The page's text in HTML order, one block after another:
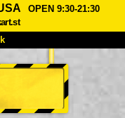
OPEN 9:30-21:30
Pris